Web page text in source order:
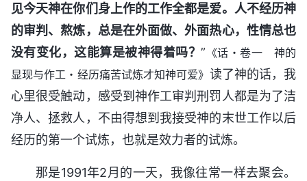
见今天神在你们身上作的工作全都是爱。人不经历神
的审判、熬炼，总是在外面做、外面热心，性情总也
没有变化，这能算是被神得着吗？” 《话・卷一 神的
显现与作工・经历痛苦试炼才知神可爱》 读了神的话，我
心里很受触动，感受到神作工审判刑罚人都是为了洁
净人、拯救人，不由得想到我接受神的末世工作以后
经历的第一个试炼，也就是效力者的试炼。
那是1991年2月的一天，我像往常一样去聚会。